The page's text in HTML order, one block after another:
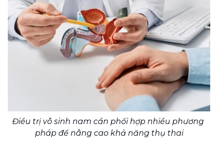
Điều trị vô sinh nam cần phối hợp nhiều phương
pháp để nâng cao khả năng thụ thai